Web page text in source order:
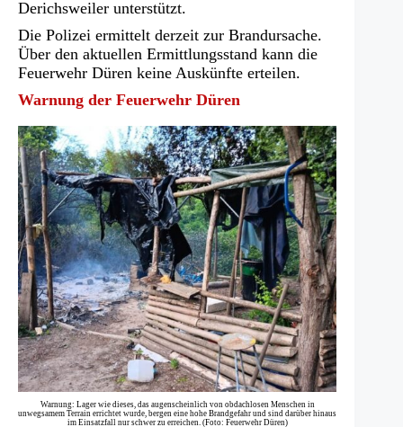
Derichsweiler unterstützt.
Die Polizei ermittelt derzeit zur Brandursache.
Über den aktuellen Ermittlungsstand kann die
Feuerwehr Düren keine Auskünfte erteilen.
Warnung der Feuerwehr Düren
Warnung: Lager wie dieses, das augenscheinlich von obdachlosen Menschen in
unwegsamem Terrain errichtet wurde, bergen eine hohe Brandgefahr und sind darüber hinaus
im Einsatzfall nur schwer zu erreichen. (Foto: Feuerwehr Düren)